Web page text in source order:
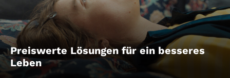
Preiswerte Lösungen für ein besseres
Leben